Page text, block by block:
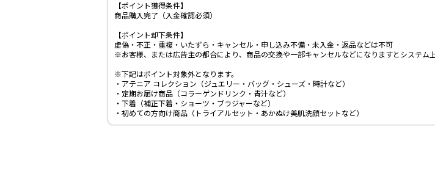
【ポイント獲得条件】
商品購入完了（入金確認必須）
【ポイント却下条件】
虚偽・不正・重複・いたずら・キャンセル・申し込み不備・未入金・返品などは不可
※お客様、または広告主の都合により、商品の交換や一部キャンセルなどになりますとシステム
※下記はポイント対象外となります。
・アテニア コレクション（ジュエリー・バッグ・シューズ・時計など）
・定期お届け商品（コラーゲンドリンク・青汁など）
・下着（補正下着・ショーツ・ブラジャーなど）
・初めての方向け商品（トライアルセット・あかぬけ美肌洗顔セットなど）